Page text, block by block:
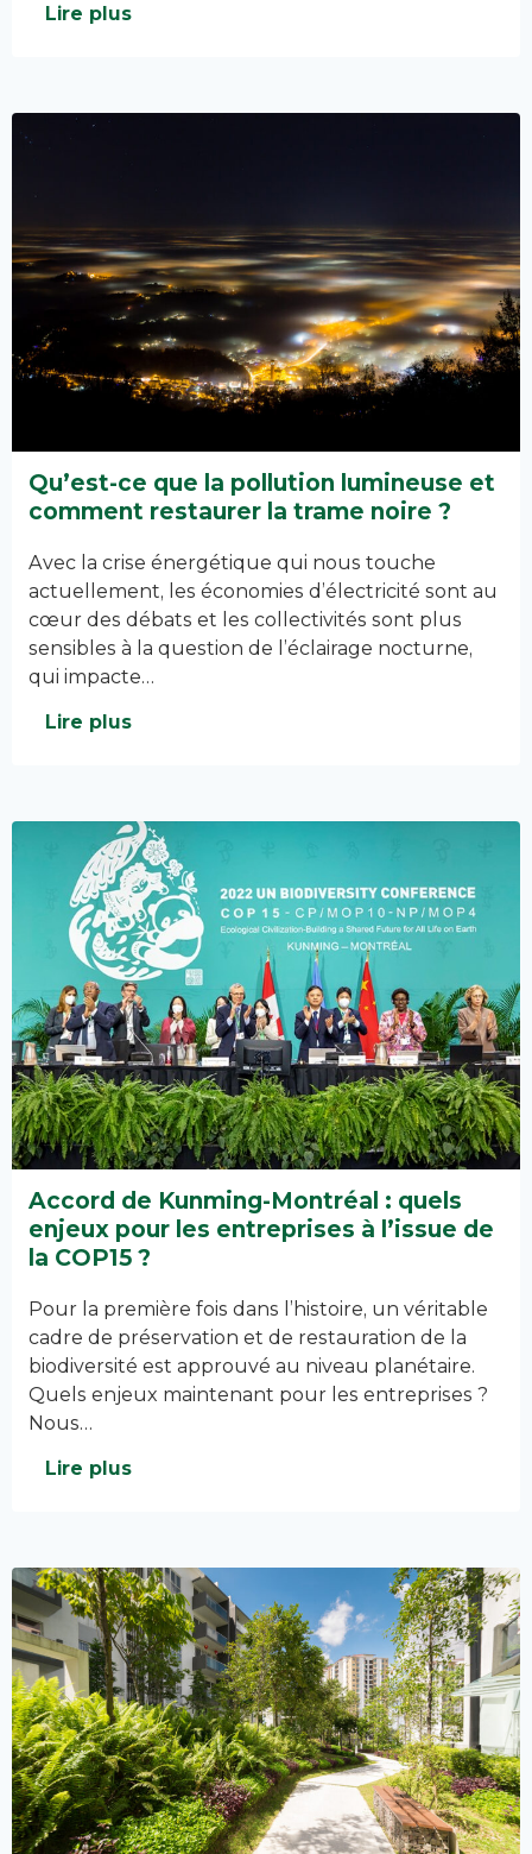
Lire plus
Qu’est-ce que la pollution lumineuse et
comment restaurer la trame noire ?
Avec la crise énergétique qui nous touche
actuellement, les économies d’électricité sont au
cœur des débats et les collectivités sont plus
sensibles à la question de l’éclairage nocturne,
qui impacte…
Lire plus
Accord de Kunming-Montréal : quels
enjeux pour les entreprises à l’issue de
la COP15 ?
Pour la première fois dans l’histoire, un véritable
cadre de préservation et de restauration de la
biodiversité est approuvé au niveau planétaire.
Quels enjeux maintenant pour les entreprises ?
Nous…
Lire plus